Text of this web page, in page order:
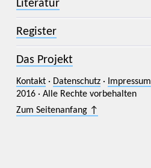
Literatur
Register
Das Projekt
Kontakt· Datenschutz· Impressum
2016 · Alle Rechte vorbehalten
Zum Seitenanfang ↑